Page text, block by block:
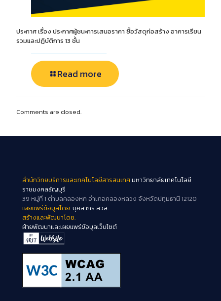
ประกาศ เรื่อง ประกาศผู้ชนะการเสนอราคา ซื้อวัสดุก่อสร้าง อาคารเรียน
รวมและปฏิบัติการ 13 ชั้น
Read more
Comments are closed.
สำนักวิทยบริการและเทคโนโลยีสารสนเทศมหาวิทยาลัยเทคโนโลยี
ราชมงคลธัญบุรี
39 หมู่ที่ 1 ตำบลคลองหก อำเภอคลองหลวง จังหวัดปทุมธานี 12120
เผยแพร่ข้อมูลโดย.บุคลากร สวส.
สร้างและพัฒนาโดย.
ฝ่ายพัฒนาและเผยแพร่ข้อมูลเว็บไซต์